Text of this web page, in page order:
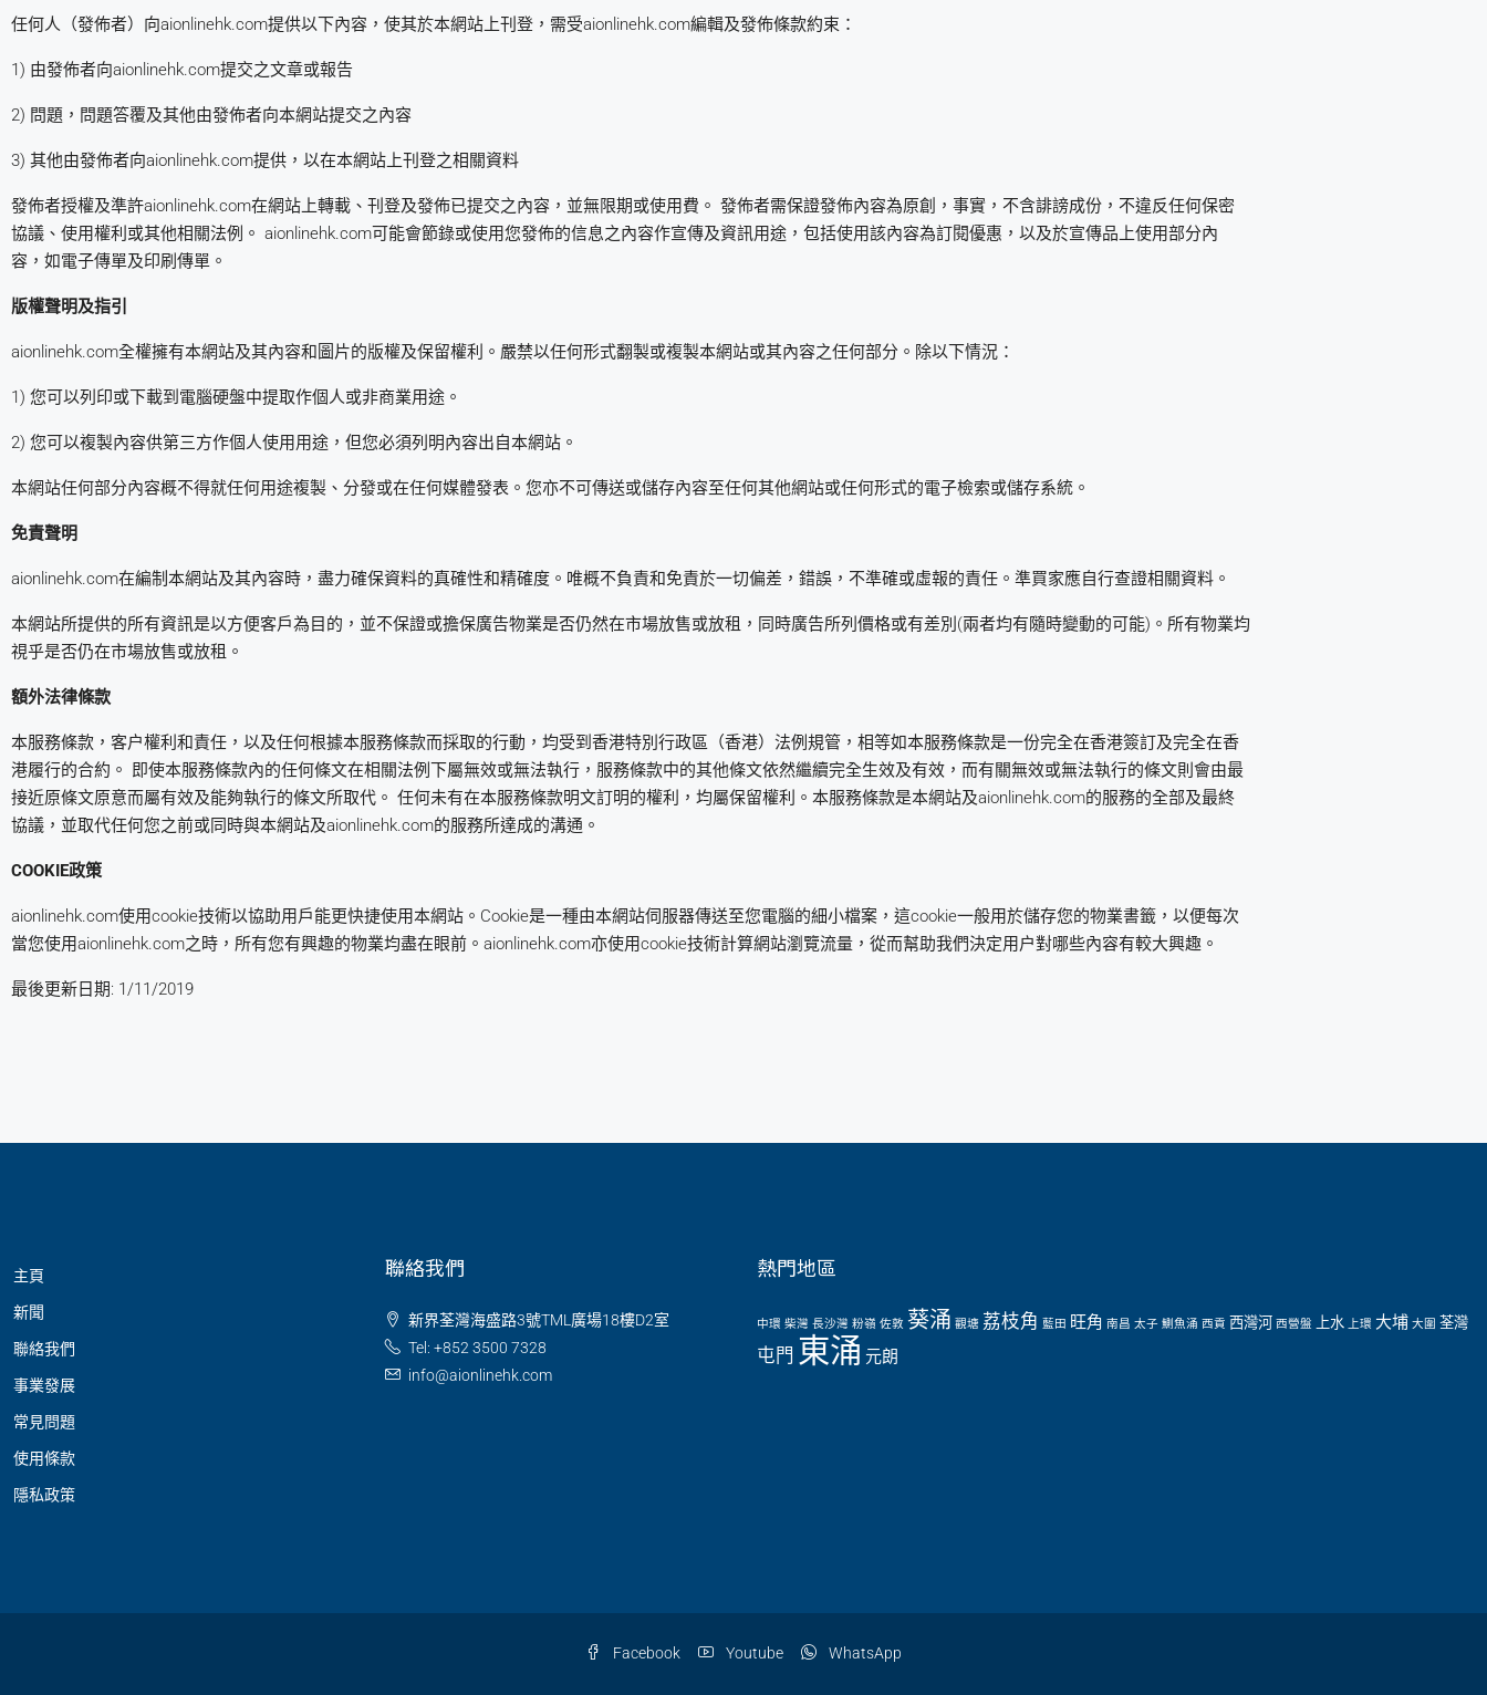
任何人（發佈者）向aionlinehk.com提供以下內容，使其於本網站上刊登，需受aionlinehk.com編輯及發佈條款約束：
1) 由發佈者向aionlinehk.com提交之文章或報告
2) 問題，問題答覆及其他由發佈者向本網站提交之內容
3) 其他由發佈者向aionlinehk.com提供，以在本網站上刊登之相關資料
發佈者授權及準許aionlinehk.com在網站上轉載、刊登及發佈已提交之內容，並無限期或使用費。 發佈者需保證發佈內容為原創，事實，不含誹謗成份，不違反任何保密
協議、使用權利或其他相關法例。 aionlinehk.com可能會節錄或使用您發佈的信息之內容作宣傳及資訊用途，包括使用該內容為訂閱優惠，以及於宣傳品上使用部分內
容，如電子傳單及印刷傳單。
版權聲明及指引
aionlinehk.com全權擁有本網站及其內容和圖片的版權及保留權利。嚴禁以任何形式翻製或複製本網站或其內容之任何部分。除以下情況：
1) 您可以列印或下載到電腦硬盤中提取作個人或非商業用途。
2) 您可以複製內容供第三方作個人使用用途，但您必須列明內容出自本網站。
本網站任何部分內容概不得就任何用途複製、分發或在任何媒體發表。您亦不可傳送或儲存內容至任何其他網站或任何形式的電子檢索或儲存系統。
免責聲明
aionlinehk.com在編制本網站及其內容時，盡力確保資料的真確性和精確度。唯概不負責和免責於一切偏差，錯誤，不準確或虛報的責任。準買家應自行查證相關資料。
本網站所提供的所有資訊是以方便客戶為目的，並不保證或擔保廣告物業是否仍然在市場放售或放租，同時廣告所列價格或有差別(兩者均有隨時變動的可能)。所有物業均
視乎是否仍在市場放售或放租。
額外法律條款
本服務條款，客户權利和責任，以及任何根據本服務條款而採取的行動，均受到香港特別行政區（香港）法例規管，相等如本服務條款是一份完全在香港簽訂及完全在香
港履行的合約。 即使本服務條款內的任何條文在相關法例下屬無效或無法執行，服務條款中的其他條文依然繼續完全生效及有效，而有關無效或無法執行的條文則會由最
接近原條文原意而屬有效及能夠執行的條文所取代。 任何未有在本服務條款明文訂明的權利，均屬保留權利。本服務條款是本網站及aionlinehk.com的服務的全部及最終
協議，並取代任何您之前或同時與本網站及aionlinehk.com的服務所達成的溝通。
COOKIE政策
aionlinehk.com使用cookie技術以協助用戶能更快捷使用本網站。Cookie是一種由本網站伺服器傳送至您電腦的細小檔案，這cookie一般用於儲存您的物業書籤，以便每次
當您使用aionlinehk.com之時，所有您有興趣的物業均盡在眼前。aionlinehk.com亦使用cookie技術計算網站瀏覽流量，從而幫助我們決定用户對哪些內容有較大興趣。
最後更新日期: 1/11/2019
主頁
新聞
聯絡我們
事業發展
常見問題
使用條款
隱私政策
聯絡我們
新界荃灣海盛路3號TML廣場18樓D2室
Tel: +852 3500 7328
info@aionlinehk.com
熱門地區
中環 柴灣 長沙灣 粉嶺 佐敦 葵涌 觀塘 荔枝角 藍田 旺角 南昌 太子 鰂魚涌 西貢 西灣河 西營盤 上水 上環 大埔 大圍 荃灣
屯門 東涌 元朗
Facebook Youtube WhatsApp